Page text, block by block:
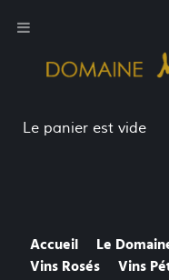
Le panier est vide
Accueil Le
Vins Rosés
Vins